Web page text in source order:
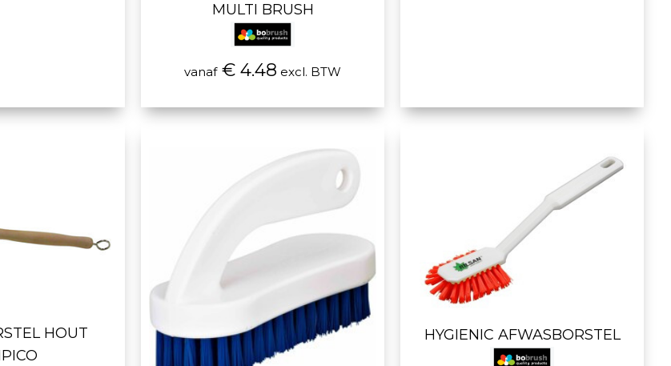
MULTI BRUSH
vanaf€ 4.48 excl. BTW
HOUT
HYGIENIC AFWASBORSTEL